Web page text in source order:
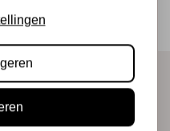
en nieuwe producten